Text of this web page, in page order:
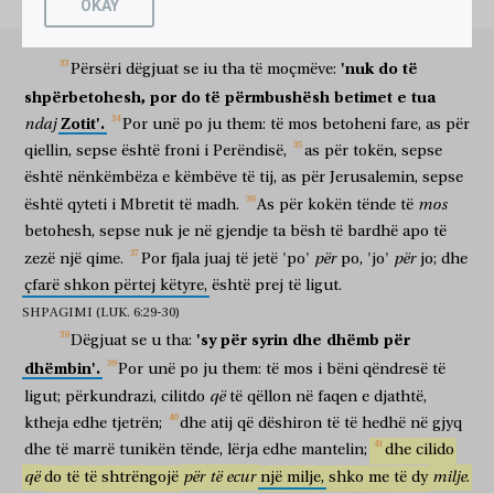
ἀποστραφῇς.
ἠκούσατε
dëgjuat
ὅτι
se
ἐρρέθη,
u tha
ἀγαπήσεις
do të duash
τὸν πλησίον
të afërmin
σου,
tënd
καὶ
dhe
μισήσεις
do të urresh
τὸν ἐχθρόν
armikun
σου.
tënd
ἐγὼ δὲ λέγω ὑμῖν, ἀγαπᾶτε
τοὺς ἐχθροὺς
armiqtë
ὑμῶν,
tuaj
καὶ
dhe
προσεύχεσθε
lutuni
ὑπὲρ
për
τῶν
ata
διωκόντων
që përndjekin
ὑμᾶς;
ju
ὅπως
me qëllim që
γένησθε
të bëheni
υἱοὶ
bij
τοῦ Πατρὸς
të Atit
ὑμῶν
tuaj i cili në qiej
ὅτι
sepse
τὸν ἥλιον αὐτοῦ
e tij
ἀνατέλλει
bën të ngrihet
ἐπὶ
mbi
πονηροὺς
të ligj
καὶ
dhe
ἀγαθοὺς,
të mirë
καὶ
dhe
βρέχει
bën të bjerë shi
ἐπὶ
mbi
δικαίους
të drejtë
καὶ
dhe
ἀδίκους.
të padrejtë
ἐὰν
po
γὰρ
sepse
ἀγαπήσητε
të doni
τοὺς
ata
ἀγαπῶντας
që duan
ὑμᾶς, τίνα
çfarë
μισθὸν
shpërblim
καὶ οἱ τελῶναι
tagrambledhësit të njëjtën bëjnë dhe
ἀσπάσησθε
të përshëndetni
ἀδελφοὺς
vëllezërit
ὑμῶν
tuaj vetëm çfarë
περισσὸν
të tepërt
ποιεῖτε? οὐχὶ καὶ οἱ ἐθνικοὶ τὸ αὐτὸ
ποιοῦσιν?
bëjnë
ἔσεσθε
do të jeni
οὖν
prandaj
ὑμεῖς
ju
τέλειοι
të përsosur
ὡς
si
ὁ Πατὴρ
Ati
ὑμῶν
juaj
ὁ οὐράνιος
qiellori
τέλειός
i përsosur
ἐστιν.
është
është lëshuar,
Përsëri dëgjuat se iu tha të moçmëve: 'nuk do të
shpërbetohesh, por do të përmbushësh betimet e tua
ndaj Zotit'. Por unë po ju them: të mos betoheni fare, as për
qiellin, sepse është froni i Perëndisë, as për tokën, sepse
është nënkëmbëza e këmbëve të tij, as për Jerusalemin, sepse
është qyteti i Mbretit të madh. As për kokën tënde të mos
betohesh, sepse nuk je në gjendje ta bësh të bardhë apo të
zezë një qime. Por fjala juaj të jetë 'po' për po, 'jo' për jo; dhe
çfarë shkon përtej këtyre, është prej të ligut.
SHPAGIMI (LUK. 6:29-30)
Dëgjuat se u tha: 'sy për syrin dhe dhëmb për
dhëmbin'.
Por unë po ju them: të mos i bëni qëndresë të
ligut; përkundrazi, cilitdo që të qëllon në faqen e djathtë,
ktheja edhe tjetrën; dhe atij që dëshiron të të hedhë në gjyq
dhe të marrë tunikën tënde, lërja edhe mantelin; dhe cilido
që do të të shtrëngojë për të ecur një milje, shko me të dy milje.
OKAY